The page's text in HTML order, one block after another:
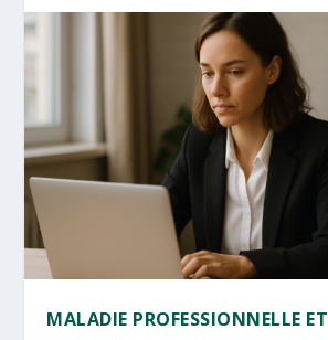
MALADIE PROFESSIONNELLE ET